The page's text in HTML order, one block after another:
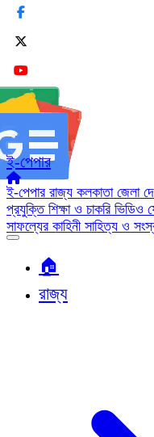
ই-পেপার
ই-পেপার রাজ্য কলকাতা জেলা
প্রযুক্তি শিক্ষা ও চাকরি ভিডিও
সাফল্যের কাহিনী সাহিত্য ও
🏠︎
রাজ্য